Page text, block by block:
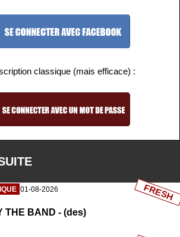
classique (mais efficace) :
01-08-2026
THE BAND - (des)
FRESH